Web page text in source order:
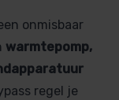
onmisbaar
warmtepomp,
regel je